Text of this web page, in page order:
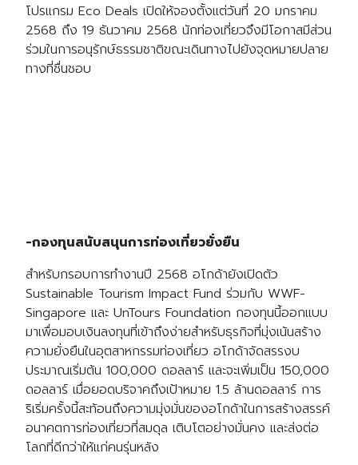
โปรแกรม Eco Deals เปิดให้จองตั้งแต่วันที่ 20 มกราคม
2568 ถึง 19 ธันวาคม 2568 นักท่องเที่ยวจึงมีโอกาสมีส่วน
ร่วมในการอนุรักษ์ธรรมชาติขณะเดินทางไปยังจุดหมายปลาย
ทางที่ชื่นชอบ
-กองทุนสนับสนุนการท่องเที่ยวยั่งยืน
สำหรับกรอบการทำงานปี 2568 อโกด้ายังเปิดตัว
Sustainable Tourism Impact Fund ร่วมกับ WWF-
Singapore และ UnTours Foundation กองทุนนี้ออกแบบ
มาเพื่อมอบเงินลงทุนที่เข้าถึงง่ายสำหรับธุรกิจที่มุ่งเน้นสร้าง
ความยั่งยืนในอุตสาหกรรมท่องเที่ยว อโกด้าจัดสรรงบ
ประมาณเริ่มต้น 100,000 ดอลลาร์ และจะเพิ่มเป็น 150,000
ดอลลาร์ เมื่อยอดบริจาคถึงเป้าหมาย 1.5 ล้านดอลลาร์ การ
ริเริ่มครั้งนี้สะท้อนถึงความมุ่งมั่นของอโกด้าในการสร้างสรรค์
อนาคตการท่องเที่ยวที่สมดุล เติบโตอย่างมั่นคง และส่งต่อ
โลกที่ดีกว่าให้แก่คนรุ่นหลัง